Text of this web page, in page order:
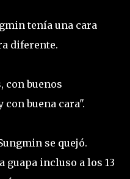
tenía una cara
diferente.
con buenos
buena cara".
se quejó.
guapa incluso a los 13